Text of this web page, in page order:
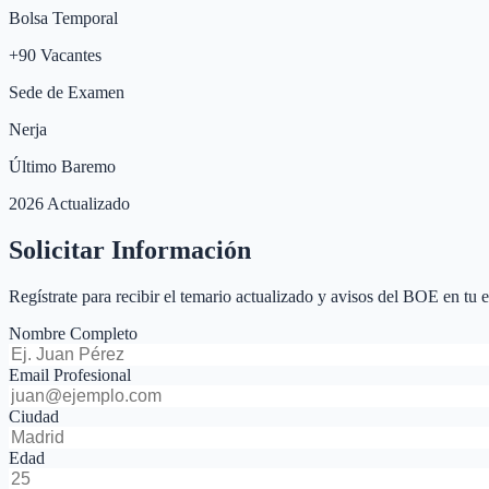
Bolsa Temporal
+90 Vacantes
Sede de Examen
Nerja
Último Baremo
2026 Actualizado
Solicitar Información
Regístrate para recibir el temario actualizado y avisos del BOE en tu
Nombre Completo
Email Profesional
Ciudad
Edad